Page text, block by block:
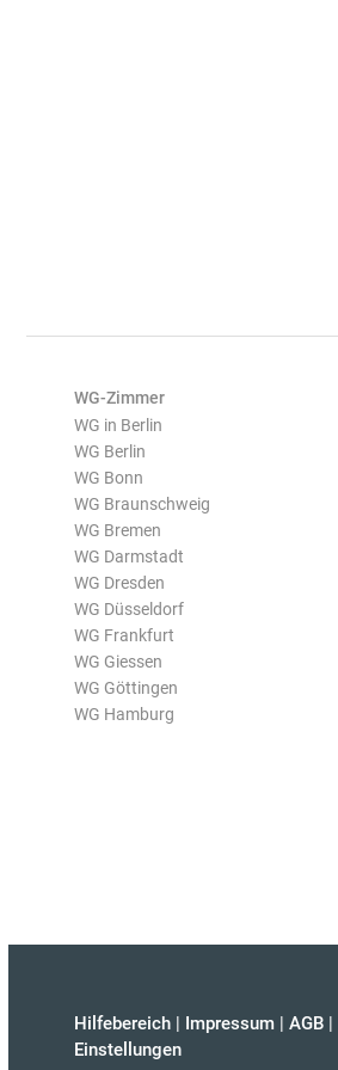
WG-Zimmer
WG in Berlin
WG Berlin
WG Bonn
WG Braunschweig
WG Bremen
WG Darmstadt
WG Dresden
WG Düsseldorf
WG Frankfurt
WG Giessen
WG Göttingen
WG Hamburg
Hilfebereich | Impressum | AGB |
Einstellungen